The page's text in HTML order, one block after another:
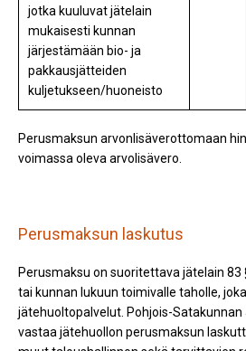
jotka kuuluvat jätelain
mukaisesti kunnan
järjestämään bio- ja
pakkausjätteiden
kuljetukseen/huoneisto
Perusmaksun arvonlisäverottomaan
voimassa oleva arvolisävero.
Perusmaksun laskutus
Perusmaksu on suoritettava jätelain 83
tai kunnan lukuun toimivalle taholle,
jätehuoltopalvelut. Pohjois-
vastaa jätehuollon perusmaksun